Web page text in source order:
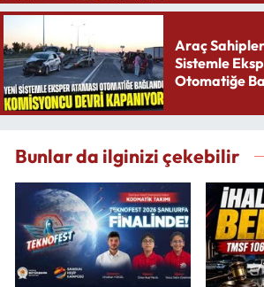
Araç
Sistemle
Otomatiğe
Bunlar da ilginizi çekebilir